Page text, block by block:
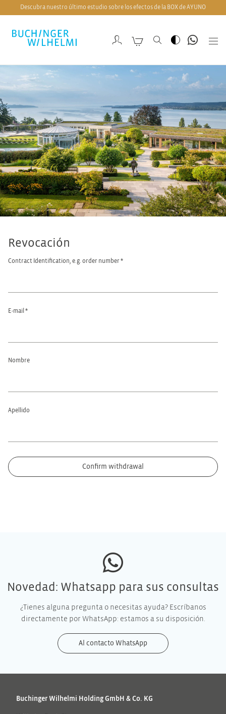
Descubra nuestro último estudio sobre los efectos de la BOX de AYUNO
Revocación
Contract Identification, e.g. order number*
E-mail *
Email
Nombre
Apellido
Confirm withdrawal
Novedad: Whatsapp para sus consultas
¿Tienes alguna pregunta o necesitas ayuda? Escríbanos
directamente por WhatsApp: estamos a su disposición.
Al contacto WhatsApp
Buchinger Wilhelmi Holding GmbH & Co. KG